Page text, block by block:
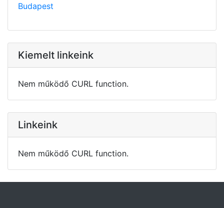
Budapest
Kiemelt linkeink
Nem működő CURL function.
Linkeink
Nem működő CURL function.